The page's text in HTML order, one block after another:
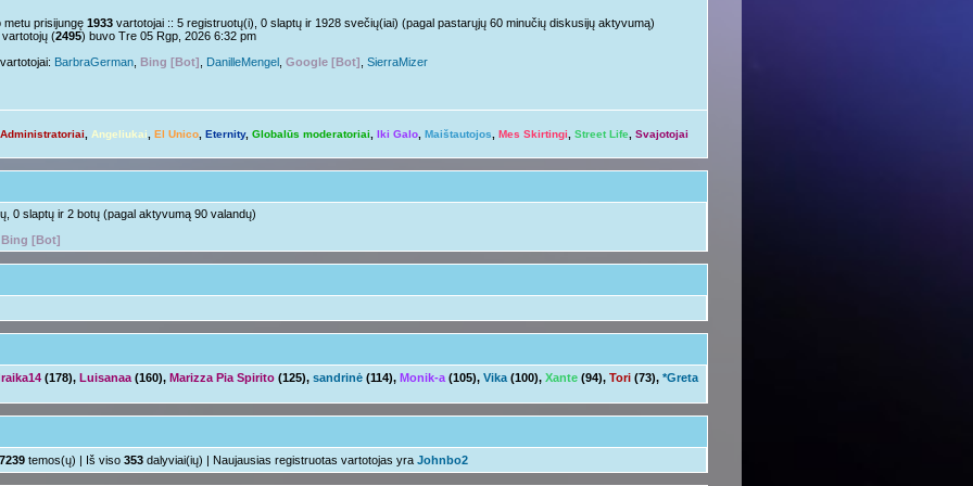
» Nelabai..
o tu? Juk irgi
»
»ačiū ačiū ir jus
»Ir tave
Su naujais mokslo metais
aha
metu prisijungę 1933 vartotojai :: 5 registruotų(i), 0 slaptų ir 1928 svečių(iai) (pagal pastarųjų 60 minučių diskusijų aktyvumą)
vartotojų (2495) buvo Tre 05 Rgp, 2026 6:32 pm
BarbraGerman Bing [Bot] DanilleMengel Google [Bot] SierraMizer
Administratoriai Angeliukai El Unico Eternity, Globalūs moderatoriai Iki Galo Maištautojos Mes Skirtingi Street Life Svajotojai
0 slaptų ir 2 botų (pagal aktyvumą 90 valandų)
Bing [Bot]
(178), Luisanaa (160), Marizza Pia Spirito (125), sandrinė (114), Monik-a (105), Vika (100), Xante (94), Tori (73), *Greta
temos(ų) | Iš viso 353 dalyviai(ių) | Naujausias registruotas vartotojas yra Johnbo2